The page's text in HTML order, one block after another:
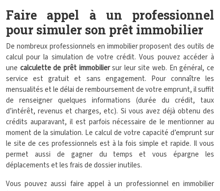
Faire appel à un professionnel
pour simuler son prêt immobilier
De nombreux professionnels en immobilier proposent des outils de
calcul pour la simulation de votre crédit. Vous pouvez accéder à
une calculette de prêt immobiliersur leur site web. En général, ce
service est gratuit et sans engagement. Pour connaître les
mensualités et le délai de remboursement de votre emprunt, il suffit
de renseigner quelques informations (durée du crédit, taux
d’intérêt, revenus et charges, etc). Si vous avez déjà obtenu des
crédits auparavant, il est parfois nécessaire de le mentionner au
moment de la simulation. Le calcul de votre capacité d’emprunt sur
le site de ces professionnels est à la fois simple et rapide. Il vous
permet aussi de gagner du temps et vous épargne les
déplacements et les frais de dossier inutiles.
Vous pouvez aussi faire appel à un professionnel en immobilier